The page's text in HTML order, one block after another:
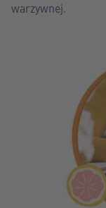
warzywnej.